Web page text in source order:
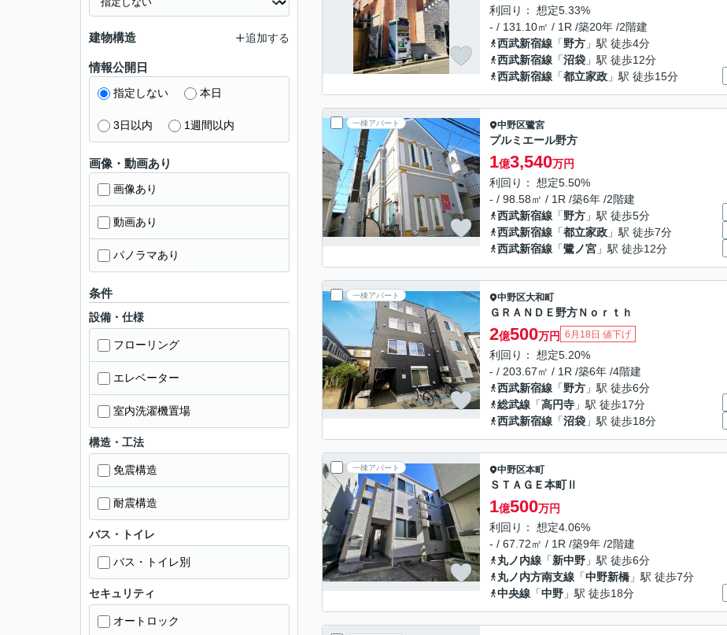
利回り： 想定5.33%
- / 131.10㎡ / 1R /築20年 /2階建
西武新宿線 「野方 」駅 徒歩4分
西武新宿線 「沼袋 」駅 徒歩12分
西武新宿線 「都立家政 」駅 徒歩15分
一棟アパート 中野区鷺宮
プルミエール野方
1億3,540万円
利回り： 想定5.50%
- / 98.58㎡ / 1R /築6年 /2階建
西武新宿線 「野方 」駅 徒歩5分
西武新宿線 「都立家政 」駅 徒歩7分
西武新宿線 「鷺ノ宮 」駅 徒歩12分
一棟アパート 中野区大和町
ＧＲＡＮＤＥ野方Ｎｏｒｔｈ
2億500万円 6月18日 値下げ
利回り： 想定5.20%
- / 203.67㎡ / 1R /築6年 /4階建
西武新宿線 「野方 」駅 徒歩6分
総武線 「高円寺 」駅 徒歩17分
西武新宿線 「沼袋 」駅 徒歩18分
一棟アパート 中野区本町
ＳＴＡＧＥ本町Ⅱ
1億500万円
利回り： 想定4.06%
- / 67.72㎡ / 1R /築9年 /2階建
丸ノ内線 「新中野 」駅 徒歩6分
丸ノ内方南支線 「中野新橋 」駅 徒歩7分
中央線 「中野 」駅 徒歩18分
建物構造 追加する
情報公開日
指定しない 本日
3日以内 1週間以内
画像・動画あり
画像あり
動画あり
パノラマあり
条件
設備・仕様
フローリング
エレベーター
室内洗濯機置場
構造・工法
免震構造
耐震構造
バス・トイレ
バス・トイレ別
セキュリティ
オートロック